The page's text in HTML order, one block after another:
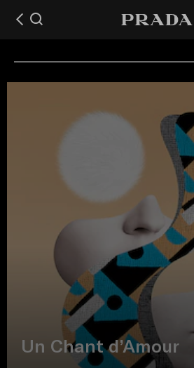
Un Chant d’Amour